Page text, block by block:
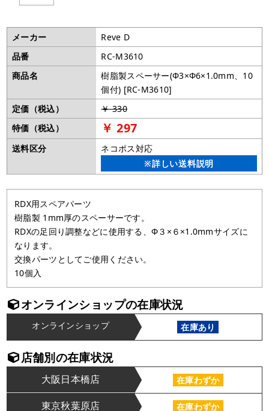
メーカー
Reve D
品番
RC-M3610
商品名
樹脂製スペーサー(Φ3×Φ6×1.0mm、10
個付) [RC-M3610]
定価（税込）
￥ 330
特価（税込）
￥ 297
送料区分
ネコポス対応
※詳しい送料説明
RDX用スペアパーツ
樹脂製 1mm厚のスペーサーです。
RDXの足回り調整などに使用する、Φ３×６×1.0mmサイズに
なります。
交換パーツとしてご使用ください。
10個入
オンラインショップの在庫状況
オンラインショップ 在庫あり
店舗別の在庫状況
大阪日本橋店 在庫わずか
東京秋葉原店 在庫わずか